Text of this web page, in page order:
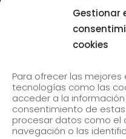
Gestionar
cookies
Para ofrecer las mejores
tecnologías como las
acceder a la información
consentimiento de
procesar datos como
navegación o las
Tolliver en el 61
Subscribe to our
email.